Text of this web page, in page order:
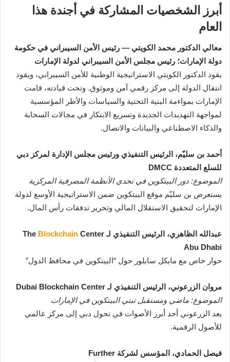
أبرز الشخصيات المشاركة في أجندة هذا
العام
معالي الدكتور محمد الكويتي — رئيس الأمن السيبراني في حكومة
دولة الإمارات؛ رئيس مجلس الأمن السيبراني لدولة الإمارات
يقود الدكتور الكويتي الاستراتيجية الوطنية للأمن السيبراني، ويقود
انتقال الدولة إلى مركز رقمي آمن وموثوق. وتحت قيادته، قامت
الإمارات بمواءمة البنية التحتية والسياسات والأطر المؤسسية
لمواجهة التهديدات الجديدة وتسريع الابتكار في مجالات السحابة
والذكاء الاصطناعي والبيانات والاتصال.
أحمد بن سليّم، الرئيس التنفيذي ورئيس مجلس الإدارة لمركز دبي
للسلع المتعددة DMCC
الموضوع: دور البيتكوين في تحدي الأنظمة المصرفية المركزية
يستعرض بن سليّم موقع البيتكوين ضمن الاستراتيجية الأوسع لدولة
الإمارات لتحقيق الاستقلال المالي وتحرير تدفقات رأس المال.
عبدالله الظاهري، الرئيس التنفيذي لـ The Blockchain Center
Abu Dhabi
حوار خاص مع مايكل سايلور حول “البيتكوين في محافظ الدول”
مروان الزرعوني، الرئيس التنفيذي لـ Dubai Blockchain Center
الموضوع: ماضي ومستقبل تبني البيتكوين في الإمارات
يعد الزرعوني أحد أبرز الأصوات في تحول دبي إلى مركز عالمي
للأصول الرقمية.
فيصل الحمادي، المؤسس لشركة Further